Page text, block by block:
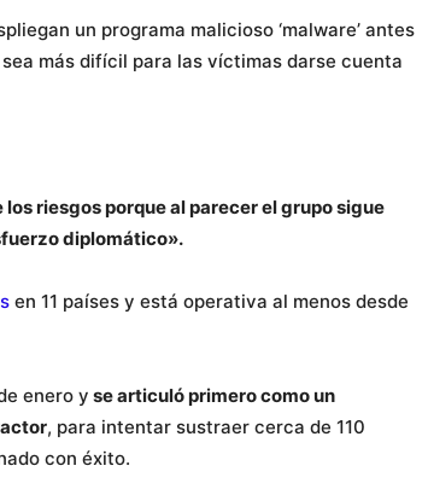
un programa malicioso ‘malware’ antes
más difícil para las víctimas darse cuenta
riesgos porque al parecer el grupo sigue
diplomático».
en 11 países y está operativa al menos desde
enero y se articuló primero como un
, para intentar sustraer cerca de 110
con éxito.